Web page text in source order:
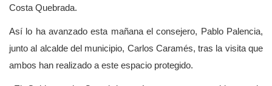
Costa Quebrada.
Así lo ha avanzado esta mañana el consejero, Pablo Palencia,
junto al alcalde del municipio, Carlos Caramés, tras la visita que
ambos han realizado a este espacio protegido.